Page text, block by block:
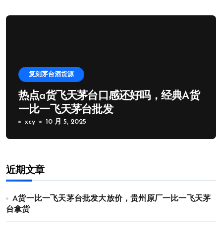
复刻茅台酒货源
热点a货飞天茅台口感还好吗，经典A货
一比一飞天茅台批发
xcy 10 月 5, 2025
近期文章
A货一比一飞天茅台批发大放价，贵州原厂一比一飞天茅
台拿货